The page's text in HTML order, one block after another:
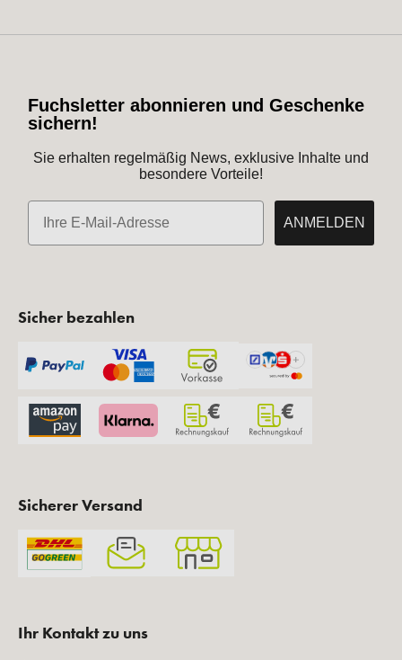
Fuchsletter abonnieren und Geschenke
sichern!
Sie erhalten regelmäßig News, exklusive Inhalte und
besondere Vorteile!
E-Mail
ANMELDEN
Sicher bezahlen
Sicherer Versand
Ihr Kontakt zu uns